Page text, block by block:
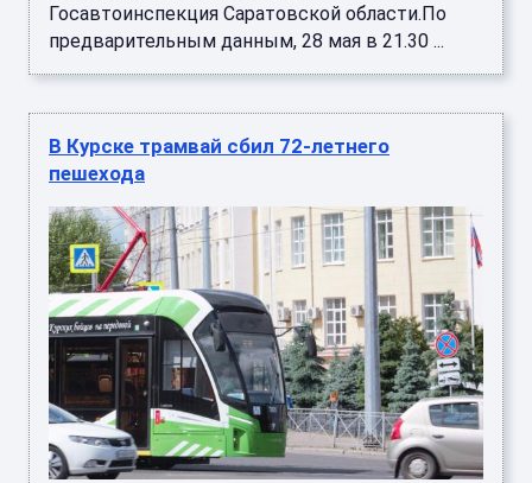
Госавтоинспекция Саратовской области.По
предварительным данным, 28 мая в 21.30 ...
В Курске трамвай сбил 72-летнего
пешехода